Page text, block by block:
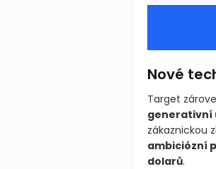
Nové
Target
generativní
zákaznickou
ambiciózní
dolarů.